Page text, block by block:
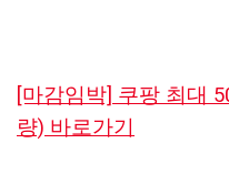
[마감임박] 쿠팡 최대
량) 바로가기